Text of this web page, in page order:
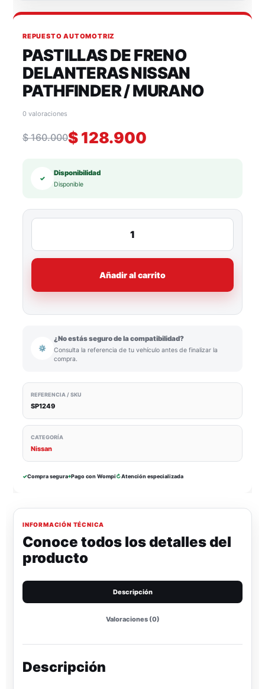
REPUESTO AUTOMOTRIZ
PASTILLAS DE FRENO
DELANTERAS NISSAN
PATHFINDER / MURANO
0 valoraciones
$160.000$128.900
✓
Disponibilidad
Disponible
Añadir al carrito
⚙
¿No estás seguro de la compatibilidad?
Consulta la referencia de tu vehículo antes de finalizar la
compra.
REFERENCIA / SKU
SP1249
CATEGORÍA
Nissan
✓Compra segura⌖Pago con Wompi↻Atención especializada
INFORMACIÓN TÉCNICA
Conoce todos los detalles del
producto
Descripción
Valoraciones (0)
Descripción